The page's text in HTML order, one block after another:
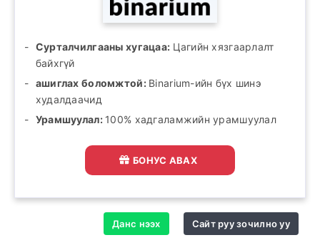
Сурталчилгааны хугацаа: Цагийн хязгаарлалт
байхгүй
ашиглах боломжтой: Binarium-ийн бүх шинэ
худалдаачид
Урамшуулал: 100% хадгаламжийн урамшуулал
БОНУС АВАХ
Данс нээх Сайт руу зочилно уу